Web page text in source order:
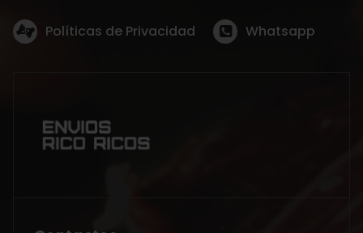
Políticas de Privacidad Whatsapp